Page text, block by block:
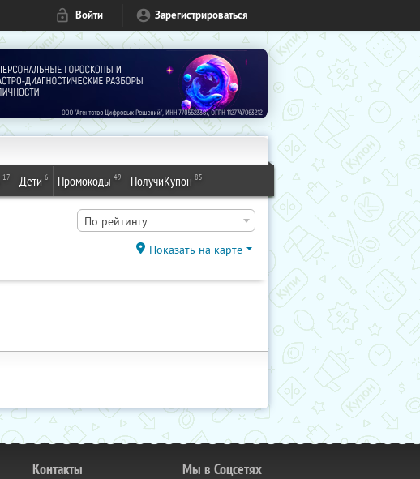
Войти Зарегистрироваться
17 Дети 6 Промокоды 49 ПолучиКупон 85
По рейтингу
Показать на карте
Контакты Мы в Соцсетях